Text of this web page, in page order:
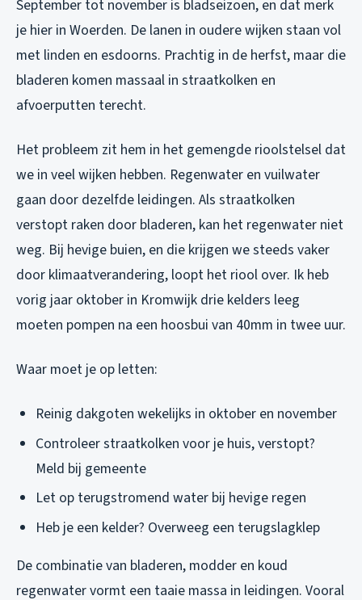
September tot november is bladseizoen, en dat merk
je hier in Woerden. De lanen in oudere wijken staan vol
met linden en esdoorns. Prachtig in de herfst, maar die
bladeren komen massaal in straatkolken en
afvoerputten terecht.
Het probleem zit hem in het gemengde rioolstelsel dat
we in veel wijken hebben. Regenwater en vuilwater
gaan door dezelfde leidingen. Als straatkolken
verstopt raken door bladeren, kan het regenwater niet
weg. Bij hevige buien, en die krijgen we steeds vaker
door klimaatverandering, loopt het riool over. Ik heb
vorig jaar oktober in Kromwijk drie kelders leeg
moeten pompen na een hoosbui van 40mm in twee uur.
Waar moet je op letten:
Reinig dakgoten wekelijks in oktober en november
Controleer straatkolken voor je huis, verstopt?
Meld bij gemeente
Let op terugstromend water bij hevige regen
Heb je een kelder? Overweeg een terugslagklep
De combinatie van bladeren, modder en koud
regenwater vormt een taaie massa in leidingen. Vooral